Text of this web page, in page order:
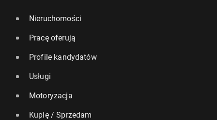
Nieruchomości
Pracę oferują
Profile kandydatów
Usługi
Motoryzacja
Kupię / Sprzedam